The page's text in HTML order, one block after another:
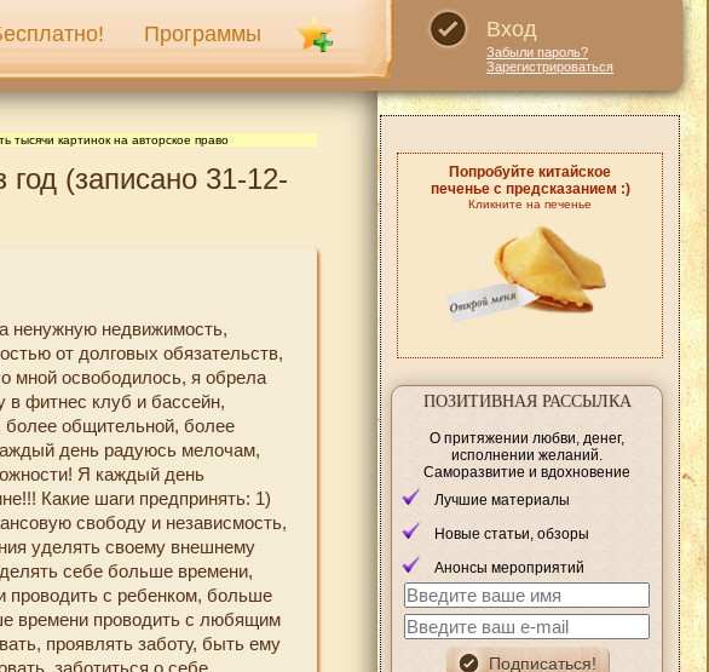
Программы Вход
Забыли пароль?
Зарегистрироваться
тысячи картинок на авторское право
(записано 31-12-
ненужную недвижимость,
от долговых обязательств,
мной освободилось, я обрела
фитнес клуб и бассейн,
более общительной, более
день радуюсь мелочам,
Я каждый день
Какие шаги предпринять: 1)
свободу и независмость,
уделять своему внешнему
себе больше времени,
проводить с ребенком, больше
времени проводить с любящим
проявлять заботу, быть ему
заботиться о себе,
Попробуйте китайское
печенье с предсказанием :)
Кликните на печенье
ПОЗИТИВНАЯ РАССЫЛКА
О притяжении любви, денег,
исполнении желаний.
Саморазвитие и вдохновение
Лучшие материалы
Новые статьи, обзоры
Анонсы мероприятий